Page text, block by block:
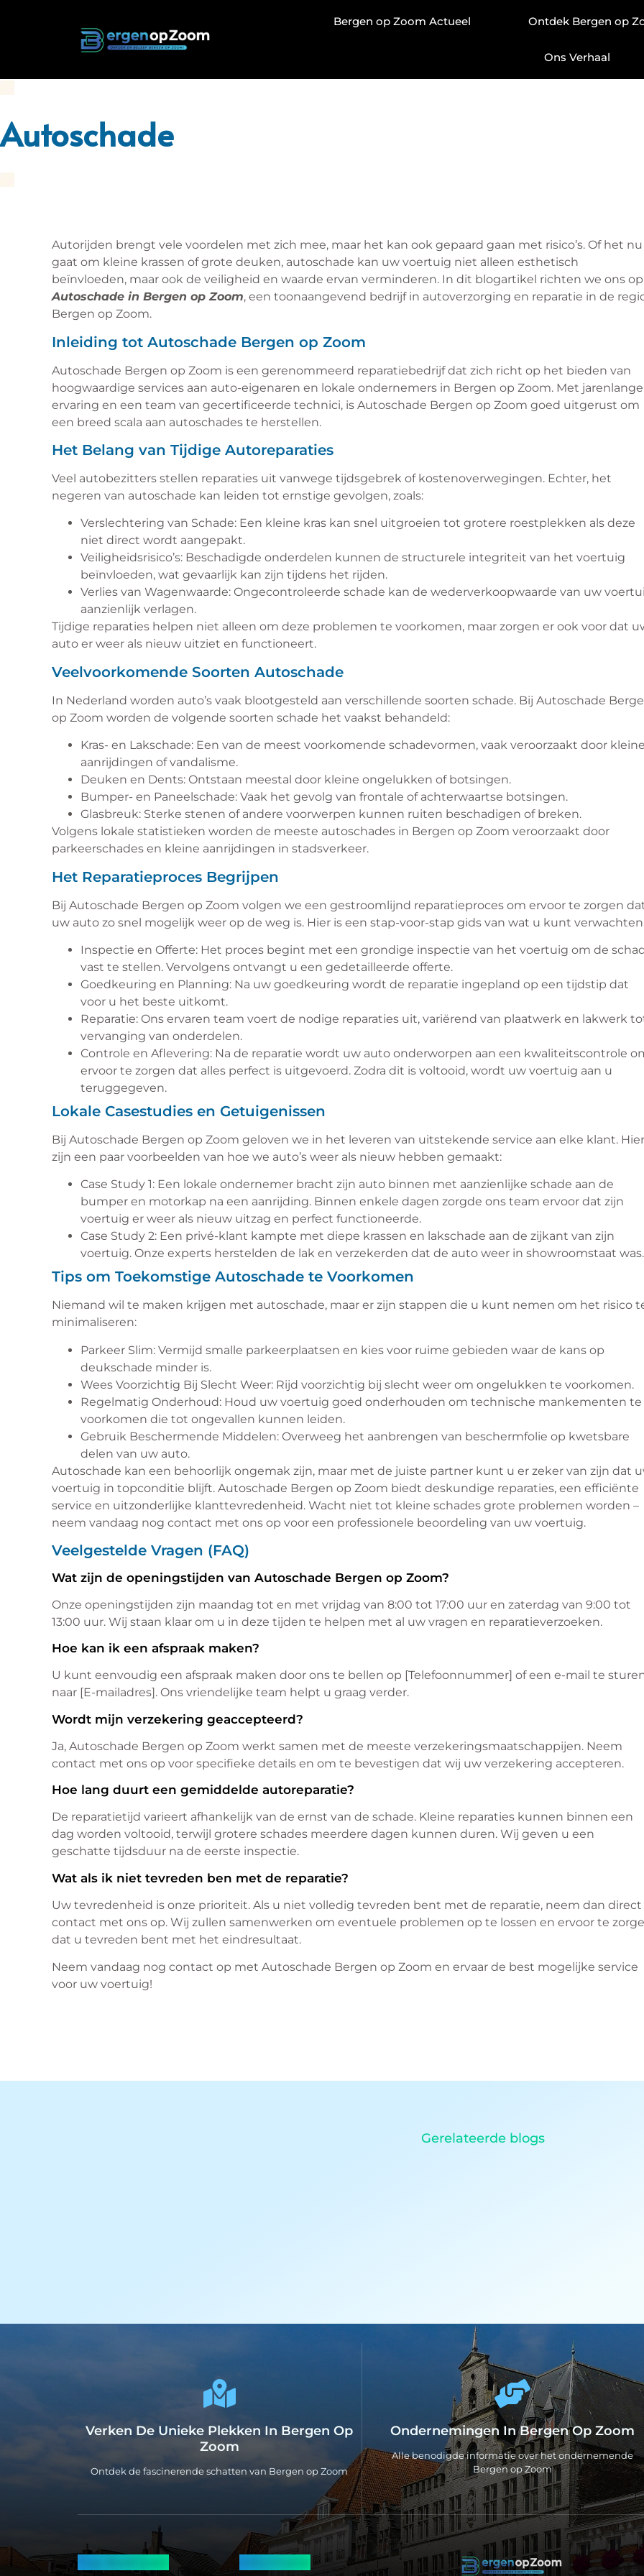
Bergen op Zoom Actueel Ontdek Bergen op
Ons Verhaal
Autoschade
Autorijden brengt vele voordelen met zich mee, maar het kan ook gepaard gaan met risico’s. Of het nu
gaat om kleine krassen of grote deuken, autoschade kan uw voertuig niet alleen esthetisch
beïnvloeden, maar ook de veiligheid en waarde ervan verminderen. In dit blogartikel richten we ons op
Autoschade in Bergen op Zoom, een toonaangevend bedrijf in autoverzorging en reparatie in de
Bergen op Zoom.
Inleiding tot Autoschade Bergen op Zoom
Autoschade Bergen op Zoom is een gerenommeerd reparatiebedrijf dat zich richt op het bieden van
hoogwaardige services aan auto-eigenaren en lokale ondernemers in Bergen op Zoom. Met jarenlange
ervaring en een team van gecertificeerde technici, is Autoschade Bergen op Zoom goed uitgerust om
een breed scala aan autoschades te herstellen.
Het Belang van Tijdige Autoreparaties
Veel autobezitters stellen reparaties uit vanwege tijdsgebrek of kostenoverwegingen. Echter, het
negeren van autoschade kan leiden tot ernstige gevolgen, zoals:
Verslechtering van Schade: Een kleine kras kan snel uitgroeien tot grotere roestplekken als deze
niet direct wordt aangepakt.
Veiligheidsrisico’s: Beschadigde onderdelen kunnen de structurele integriteit van het voertuig
beïnvloeden, wat gevaarlijk kan zijn tijdens het rijden.
Verlies van Wagenwaarde: Ongecontroleerde schade kan de wederverkoopwaarde van uw
aanzienlijk verlagen.
Tijdige reparaties helpen niet alleen om deze problemen te voorkomen, maar zorgen er ook voor dat
auto er weer als nieuw uitziet en functioneert.
Veelvoorkomende Soorten Autoschade
In Nederland worden auto’s vaak blootgesteld aan verschillende soorten schade. Bij Autoschade
op Zoom worden de volgende soorten schade het vaakst behandeld:
Kras- en Lakschade: Een van de meest voorkomende schadevormen, vaak veroorzaakt door
aanrijdingen of vandalisme.
Deuken en Dents: Ontstaan meestal door kleine ongelukken of botsingen.
Bumper- en Paneelschade: Vaak het gevolg van frontale of achterwaartse botsingen.
Glasbreuk: Sterke stenen of andere voorwerpen kunnen ruiten beschadigen of breken.
Volgens lokale statistieken worden de meeste autoschades in Bergen op Zoom veroorzaakt door
parkeerschades en kleine aanrijdingen in stadsverkeer.
Het Reparatieproces Begrijpen
Bij Autoschade Bergen op Zoom volgen we een gestroomlijnd reparatieproces om ervoor te zorgen
uw auto zo snel mogelijk weer op de weg is. Hier is een stap-voor-stap gids van wat u kunt
Inspectie en Offerte: Het proces begint met een grondige inspectie van het voertuig om de
vast te stellen. Vervolgens ontvangt u een gedetailleerde offerte.
Goedkeuring en Planning: Na uw goedkeuring wordt de reparatie ingepland op een tijdstip dat
voor u het beste uitkomt.
Reparatie: Ons ervaren team voert de nodige reparaties uit, variërend van plaatwerk en lakwerk
vervanging van onderdelen.
Controle en Aflevering: Na de reparatie wordt uw auto onderworpen aan een kwaliteitscontrole
ervoor te zorgen dat alles perfect is uitgevoerd. Zodra dit is voltooid, wordt uw voertuig aan u
teruggegeven.
Lokale Casestudies en Getuigenissen
Bij Autoschade Bergen op Zoom geloven we in het leveren van uitstekende service aan elke klant. Hier
zijn een paar voorbeelden van hoe we auto’s weer als nieuw hebben gemaakt:
Case Study 1: Een lokale ondernemer bracht zijn auto binnen met aanzienlijke schade aan de
bumper en motorkap na een aanrijding. Binnen enkele dagen zorgde ons team ervoor dat zijn
voertuig er weer als nieuw uitzag en perfect functioneerde.
Case Study 2: Een privé-klant kampte met diepe krassen en lakschade aan de zijkant van zijn
voertuig. Onze experts herstelden de lak en verzekerden dat de auto weer in showroomstaat was.
Tips om Toekomstige Autoschade te Voorkomen
Niemand wil te maken krijgen met autoschade, maar er zijn stappen die u kunt nemen om het risico
minimaliseren:
Parkeer Slim: Vermijd smalle parkeerplaatsen en kies voor ruime gebieden waar de kans op
deukschade minder is.
Wees Voorzichtig Bij Slecht Weer: Rijd voorzichtig bij slecht weer om ongelukken te voorkomen.
Regelmatig Onderhoud: Houd uw voertuig goed onderhouden om technische mankementen te
voorkomen die tot ongevallen kunnen leiden.
Gebruik Beschermende Middelen: Overweeg het aanbrengen van beschermfolie op kwetsbare
delen van uw auto.
Autoschade kan een behoorlijk ongemak zijn, maar met de juiste partner kunt u er zeker van zijn dat
voertuig in topconditie blijft. Autoschade Bergen op Zoom biedt deskundige reparaties, een efficiënte
service en uitzonderlijke klanttevredenheid. Wacht niet tot kleine schades grote problemen worden –
neem vandaag nog contact met ons op voor een professionele beoordeling van uw voertuig.
Veelgestelde Vragen (FAQ)
Wat zijn de openingstijden van Autoschade Bergen op Zoom?
Onze openingstijden zijn maandag tot en met vrijdag van 8:00 tot 17:00 uur en zaterdag van 9:00 tot
13:00 uur. Wij staan klaar om u in deze tijden te helpen met al uw vragen en reparatieverzoeken.
Hoe kan ik een afspraak maken?
U kunt eenvoudig een afspraak maken door ons te bellen op [Telefoonnummer] of een e-mail te
naar [E-mailadres]. Ons vriendelijke team helpt u graag verder.
Wordt mijn verzekering geaccepteerd?
Ja, Autoschade Bergen op Zoom werkt samen met de meeste verzekeringsmaatschappijen. Neem
contact met ons op voor specifieke details en om te bevestigen dat wij uw verzekering accepteren.
Hoe lang duurt een gemiddelde autoreparatie?
De reparatietijd varieert afhankelijk van de ernst van de schade. Kleine reparaties kunnen binnen een
dag worden voltooid, terwijl grotere schades meerdere dagen kunnen duren. Wij geven u een
geschatte tijdsduur na de eerste inspectie.
Wat als ik niet tevreden ben met de reparatie?
Uw tevredenheid is onze prioriteit. Als u niet volledig tevreden bent met de reparatie, neem dan direct
contact met ons op. Wij zullen samenwerken om eventuele problemen op te lossen en ervoor te
dat u tevreden bent met het eindresultaat.
Neem vandaag nog contact op met Autoschade Bergen op Zoom en ervaar de best mogelijke service
voor uw voertuig!
Gerelateerde blogs
Verken De Unieke Plekken In Bergen Op
Zoom
Ontdek de fascinerende schatten van Bergen op Zoom
Ondernemingen In Bergen Op Zoom
Alle benodigde informatie over het ondernemende
Bergen op Zoom